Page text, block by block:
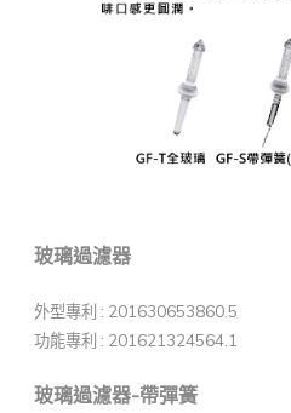
玻璃過濾器
外型專利 : 201630653860.5
功能專利 : 201621324564.1
玻璃過濾器-帶彈簧